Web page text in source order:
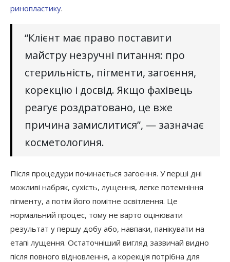
ринопластику.
“Клієнт має право поставити
майстру незручні питання: про
стерильність, пігменти, загоєння,
корекцію і досвід. Якщо фахівець
реагує роздратовано, це вже
причина замислитися”, — зазначає
косметологиня.
Після процедури починається загоєння. У перші дні
можливі набряк, сухість, лущення, легке потемніння
пігменту, а потім його помітне освітлення. Це
нормальний процес, тому не варто оцінювати
результат у першу добу або, навпаки, панікувати на
етапі лущення. Остаточніший вигляд зазвичай видно
після повного відновлення, а корекція потрібна для